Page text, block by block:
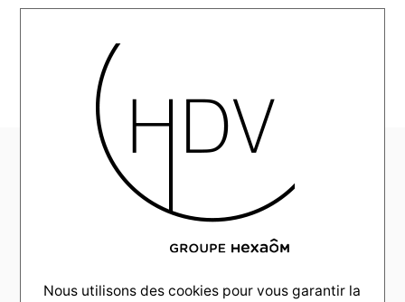
RÉALISATIONS
Moderne et
lumineuse à
Mérignac
COULEUR VILLAS
Nous utilisons des cookies pour vous garantir la